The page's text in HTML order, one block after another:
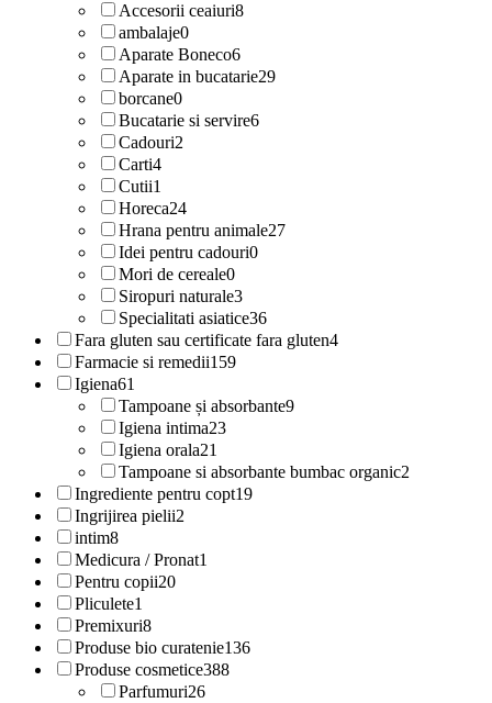
Accesorii ceaiuri8
ambalaje0
Aparate Boneco6
Aparate in bucatarie29
borcane0
Bucatarie si servire6
Cadouri2
Carti4
Cutii1
Horeca24
Hrana pentru animale27
Idei pentru cadouri0
Mori de cereale0
Siropuri naturale3
Specialitati asiatice36
Fara gluten sau certificate fara gluten4
Farmacie si remedii159
Igiena61
Tampoane și absorbante9
Igiena intima23
Igiena orala21
Tampoane si absorbante bumbac organic2
Ingrediente pentru copt19
Ingrijirea pielii2
intim8
Medicura / Pronat1
Pentru copii20
Pliculete1
Premixuri8
Produse bio curatenie136
Produse cosmetice388
Parfumuri26